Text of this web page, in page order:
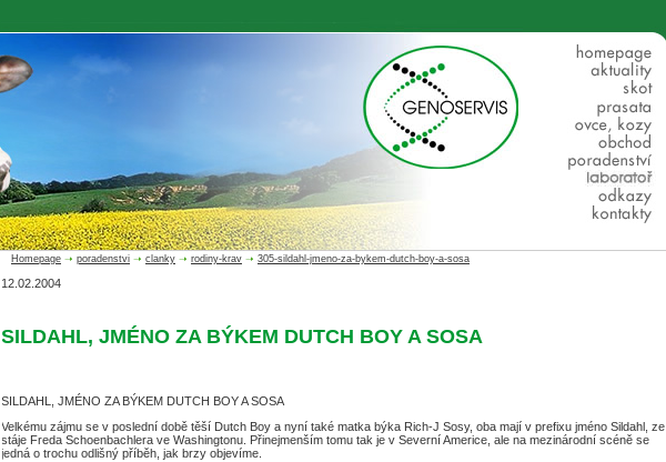
Homepage ➝ poradenstvi ➝ clanky ➝ rodiny-krav ➝ 305-sildahl-jmeno-za-bykem-dutch-boy-a-sosa
12.02.2004
SILDAHL, JMÉNO ZA BÝKEM DUTCH BOY A SOSA
SILDAHL, JMÉNO ZA BÝKEM DUTCH BOY A SOSA
Velkému zájmu se v poslední době těší Dutch Boy a nyní také matka býka Rich-J Sosy, oba mají v prefixu jméno Sildahl, ze
stáje Freda Schoenbachlera ve Washingtonu. Přinejmenším tomu tak je v Severní Americe, ale na mezinárodní scéně se
jedná o trochu odlišný příběh, jak brzy objevíme.